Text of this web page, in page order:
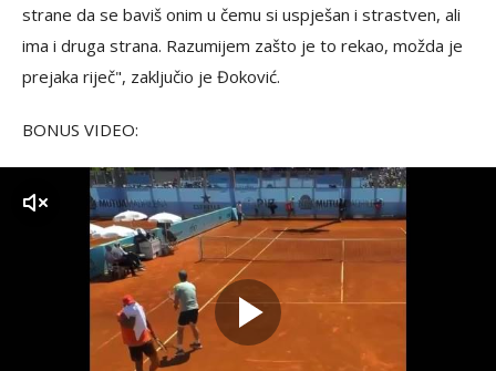
strane da se baviš onim u čemu si uspješan i strastven, ali
ima i druga strana. Razumijem zašto je to rekao, možda je
prejaka riječ", zaključio je Đoković.
BONUS VIDEO: